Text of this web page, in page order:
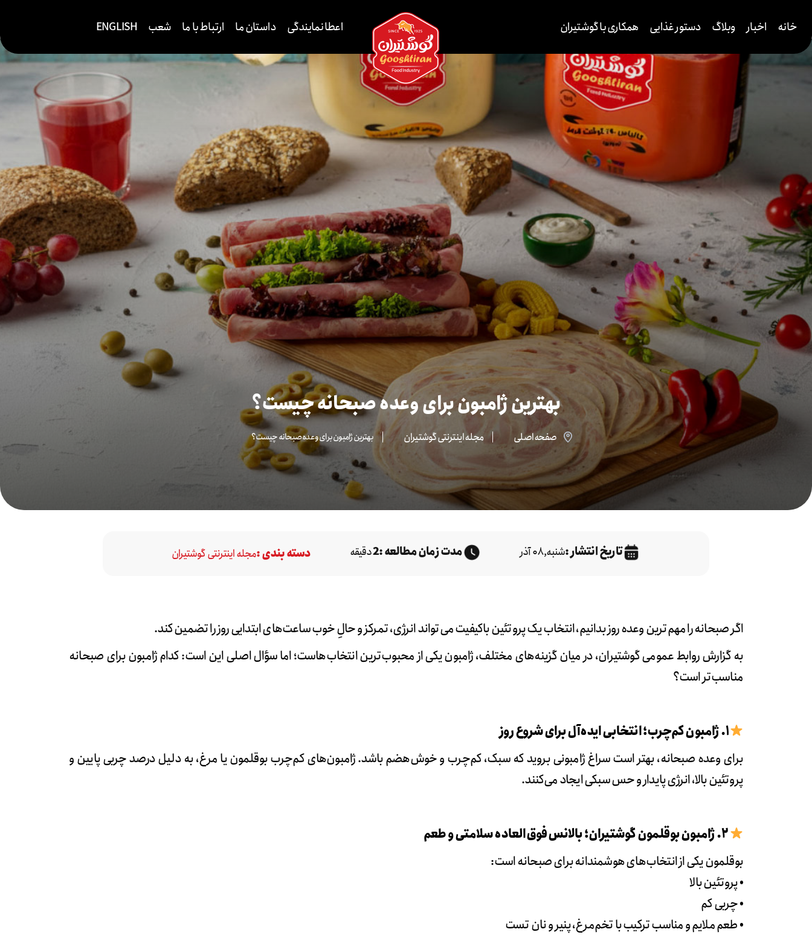
خانه اخبار وبلاگ دستور غذایی همکاری با گوشتیران اعطا نمایندگی داستان ما ارتباط با ما شعب ENGLISH
بهترین ژامبون برای وعده صبحانه چیست؟
صفحه اصلی مجله اینترنتی گوشتیران بهترین ژامبون برای وعده صبحانه چیست؟
تاریخ انتشار :شنبه,۰۸ آذر مدت زمان مطالعه :2دقیقه دسته بندی :مجله اینترنتی گوشتیران
اگر صبحانه را مهم‌ترین وعده روز بدانیم، انتخاب یک پروتئین باکیفیت می‌تواند انرژی، تمرکز و حالِ خوب ساعت‌های ابتدایی روز را تضمین کند.
به گزارش روابط عمومیگوشتیران، در میان گزینه‌های مختلف، ژامبون یکی از محبوب‌ترین انتخاب‌هاست؛ اما سؤال اصلی این است: کدامژامبونبرای صبحانه
مناسب‌تر است؟
۱. ژامبون کم‌چرب؛ انتخابی ایده‌آل برای شروع روز
برای وعده صبحانه، بهتر است سراغ ژامبونی بروید که سبک، کم‌چرب و خوش‌هضم باشد. ژامبون‌های کم‌چرب بوقلمون یا مرغ، به دلیل درصد چربی پایین و
پروتئین بالا، انرژی پایدار و حس سبکی ایجاد می‌کنند.
۲. ژامبون بوقلمون گوشتیران؛ بالانس فوق‌العاده سلامتی و طعم
بوقلمون یکی از انتخاب‌های هوشمندانه برای صبحانه است:
• پروتئین بالا
• چربی کم
• طعم ملایم و مناسب ترکیب با تخم‌مرغ، پنیر و نان تست